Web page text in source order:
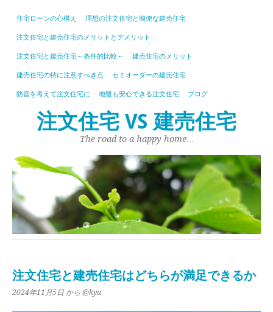
住宅ローンの心構え 理想の注文住宅と簡便な建売住宅
注文住宅と建売住宅のメリットとデメリット
注文住宅と建売住宅～条件的比較～ 建売住宅のメリット
建売住宅の特に注意すべき点 セミオーダーの建売住宅
防音を考えて注文住宅に 地盤も安心できる注文住宅 ブログ
注文住宅 VS 建売住宅
The road to a happy home…
注文住宅と建売住宅はどちらが満足できるか
2024年11月5日 から @kyu